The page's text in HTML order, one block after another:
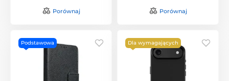
Porównaj Porównaj
Podstawowa Dla wymagających